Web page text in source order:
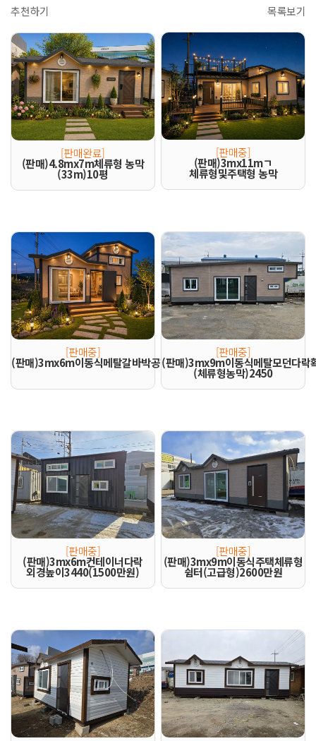
추천하기 목록보기
[판매완료]
(판매)4.8mx7m체류형 농막
(33m)10평
[판매중]
(판매)3mx11mㄱ
체류형및주택형 농막
[판매중]
(판매)3mx6m이동식메탈갈바박공형다락형H4m
[판매중]
(판매)3mx9m이동식메탈모던다락
(체류형농막)2450
[판매중]
(판매)3mx6m컨테이너다락
외경높이3440(1500만원)
[판매중]
(판매)3mx9m이동식주택체류형
쉼터(고급형)2600만원